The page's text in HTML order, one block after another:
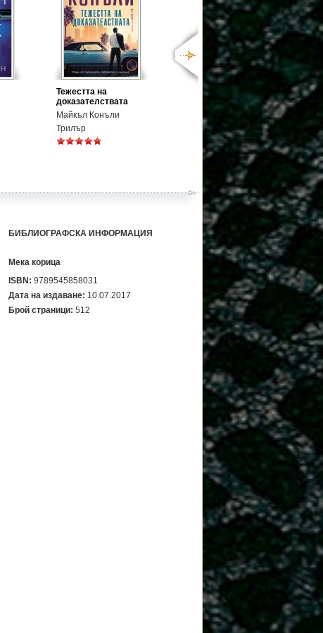
Тежестта на
доказателствата
Майкъл Конъли
Трилър
БИБЛИОГРАФСКА ИНФОРМАЦИЯ
Мека корица
ISBN: 9789545858031
Дата на издаване: 10.07.2017
Брой страници: 512